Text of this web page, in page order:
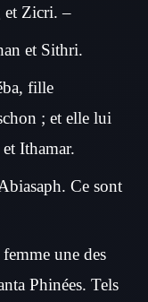
et Zicri. –
et Sithri.
fille
; et elle lui
Ithamar.
Ce sont
une des
Phinées. Tels